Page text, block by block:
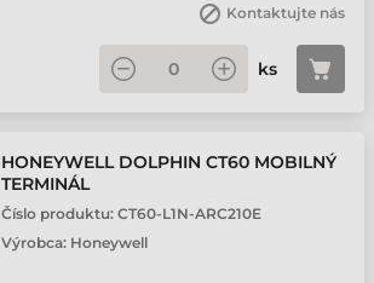
Kontaktujte nás
ks
HONEYWELL DOLPHIN CT60 MOBILNÝ
TERMINÁL
Číslo produktu: CT60-L1N-ARC210E
Výrobca: Honeywell